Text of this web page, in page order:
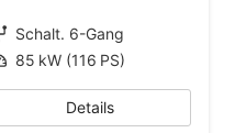
Getriebe Schalt. 6-Gang
85 kW (116 PS)
Details